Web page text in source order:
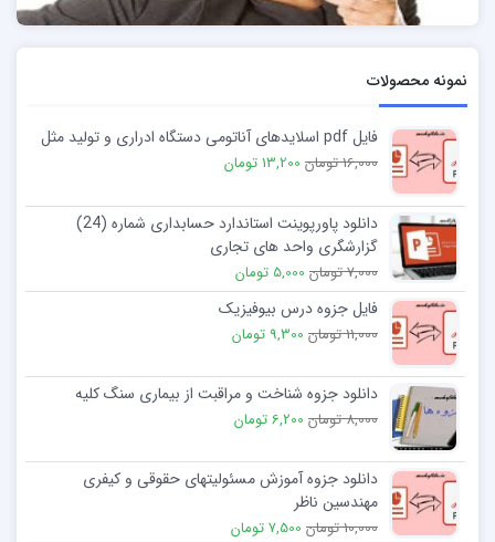
نمونه محصولات
فایل pdf اسلایدهای آناتومی دستگاه ادراری و تولید مثل
16,000 تومان 13,200 تومان
دانلود پاورپوینت استاندارد حسابداری شماره (24)
گزارشگری واحد های تجاری
7,000 تومان 5,000 تومان
فایل جزوه درس بیوفیزیک
11,000 تومان 9,300 تومان
دانلود جزوه شناخت و مراقبت از بیماری سنگ کلیه
8,000 تومان 6,200 تومان
دانلود جزوه آموزش مسئولیتهای حقوقی و کیفری
مهندسین ناظر
10,000 تومان 7,500 تومان